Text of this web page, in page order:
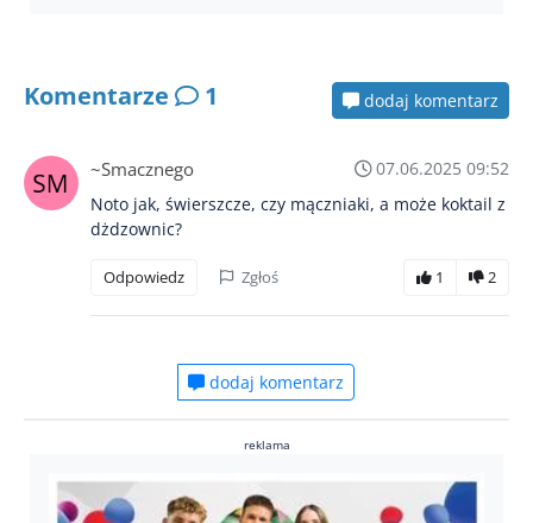
Komentarze 1 dodaj komentarz
~Smacznego
07.06.2025 09:52
Noto jak, świerszcze, czy mączniaki, a może koktail z
dżdzownic?
Odpowiedz Zgłoś 1 2
dodaj komentarz
reklama